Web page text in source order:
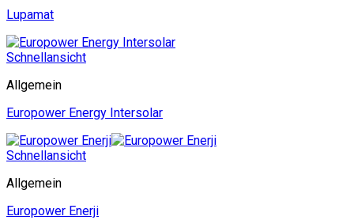
Lupamat
Schnellansicht
Allgemein
Europower Energy Intersolar
Schnellansicht
Allgemein
Europower Enerji